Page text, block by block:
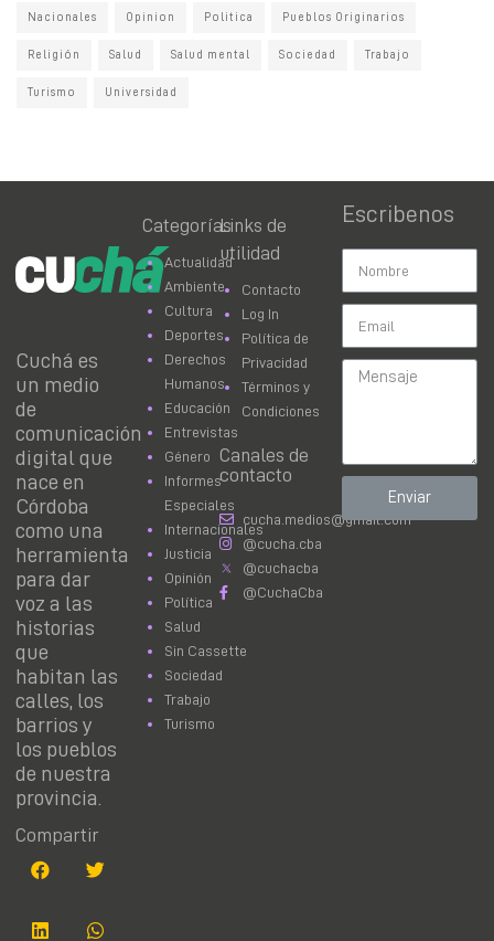
Nacionales Opinion Politica Pueblos Originarios
Religión Salud Salud mental Sociedad Trabajo
Turismo Universidad
Cuchá es
un medio
de
comunicación
digital que
nace en
Córdoba
como una
herramienta
para dar
voz a las
historias
que
habitan las
calles, los
barrios y
los pueblos
de nuestra
provincia.
Compartir
Categorías
Actualidad
Ambiente
Cultura
Deportes
Derechos
Humanos
Educación
Entrevistas
Género
Informes
Especiales
Internacionales
Justicia
Opinión
Política
Salud
Sin Cassette
Sociedad
Trabajo
Turismo
Links de
utilidad
Contacto
Log In
Política de
Privacidad
Términos y
Condiciones
Canales de
contacto
cucha.medios@gmail.com
@cucha.cba
@cuchacba
@CuchaCba
Escribenos
Enviar